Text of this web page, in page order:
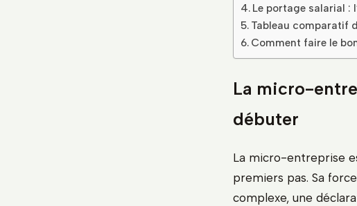
Le portage salarial :
Tableau comparatif
Comment faire le
La micro-
débuter
La micro-entreprise
premiers pas. Sa
complexe, une